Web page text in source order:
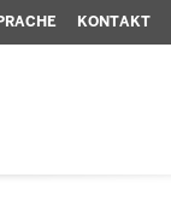
KONTAKT